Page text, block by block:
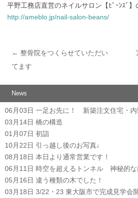
平野工務店直営のネイルサロン【ﾋﾞｰﾝｽﾞ
http://ameblo.jp/nail-salon-beans/
← 整骨院をつくらせていただい
てます
News
06月03日 一足お先に！ 新築注文住宅・内
03月14日 橋の構造
01月07日 初詣
10月22日 引っ越し後のお写真♩
08月18日 本日より通常営業です！
06月11日 時空を超えるトンネル 神秘的な
05月16日 違う種類の木でした！
03月18日 3/22・23 東大阪市で完成見学会